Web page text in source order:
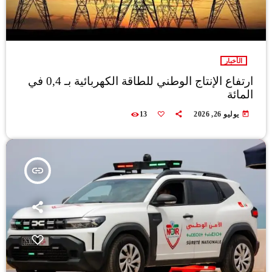
الأخبار
ارتفاع الإنتاج الوطني للطاقة الكهربائية بـ 0,4 في
المائة
today يوليو 26, 2026 13
insert_link